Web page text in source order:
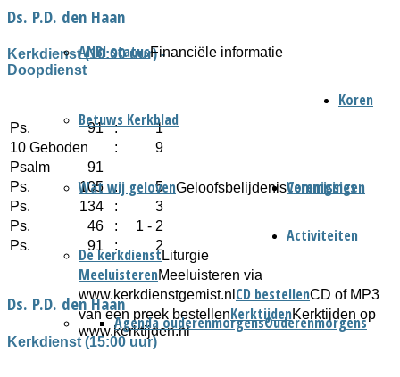
ANBI statusFinanciële informatie
Betuws Kerkblad
Wat wij gelovenGeloofsbelijdenis
De kerkdienstLiturgie
MeeluisterenMeeluisteren via
www.kerkdienstgemist.nl CD bestellenCD of MP3
van een preek bestellenKerktijdenKerktijden op
www.kerktijden.nl
Verenigingen
Ouderenmorgens
Agenda ouderenmorgens
Koren
Commissies
Activiteiten
Ds. P.D. den Haan
Kerkdienst (10:00 uur) -
Doopdienst
Ps. 91 :
1
10 Geboden
:
9
Psalm
91
Ps.
105 :
5
Ps.
134 :
3
Ps.
46 :
1 - 2
Ps.
91 : 2
Ds. P.D. den Haan
Kerkdienst (15:00 uur)